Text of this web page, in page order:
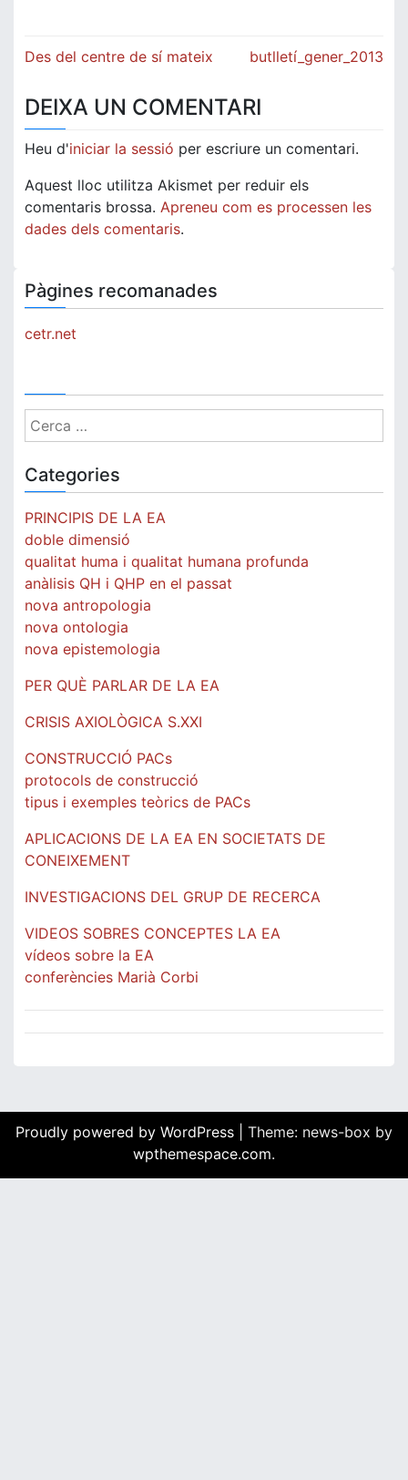
Navegació
Des del centre de sí mateix butlletí_gener_2013
DEIXA UN COMENTARI
Heu d'iniciar la sessió per escriure un comentari.
Aquest lloc utilitza Akismet per reduir els
comentaris brossa. Apreneu com es processen les
dades dels comentaris.
Pàgines recomanades
cetr.net
Cerca:
Categories
PRINCIPIS DE LA EA
doble dimensió
qualitat huma i qualitat humana profunda
anàlisis QH i QHP en el passat
nova antropologia
nova ontologia
nova epistemologia
PER QUÈ PARLAR DE LA EA
CRISIS AXIOLÒGICA S.XXI
CONSTRUCCIÓ PACs
protocols de construcció
tipus i exemples teòrics de PACs
APLICACIONS DE LA EA EN SOCIETATS DE
CONEIXEMENT
INVESTIGACIONS DEL GRUP DE RECERCA
VIDEOS SOBRES CONCEPTES LA EA
vídeos sobre la EA
conferències Marià Corbi
Proudly powered by WordPress
Theme: news-box by
wpthemespace.com.